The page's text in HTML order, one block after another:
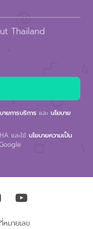
Thailand
ายการบริการ และ นโยบาย
และใช้ นโยบายความเป็น
มายเลข